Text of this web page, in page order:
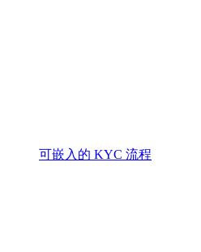
可嵌入的 KYC 流程